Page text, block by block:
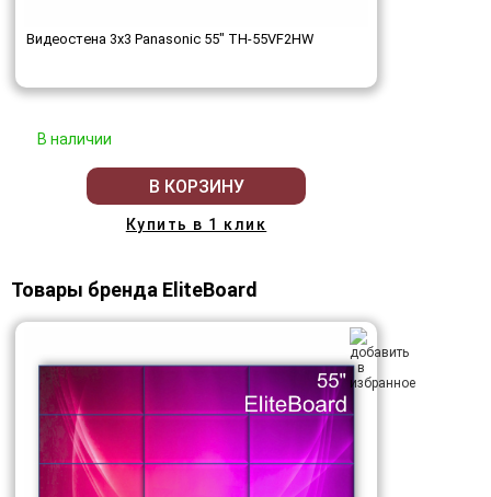
Видеостена 3x3 Panasonic 55" TH-55VF2HW
В наличии
В КОРЗИНУ
Купить в 1 клик
Товары бренда EliteBoard